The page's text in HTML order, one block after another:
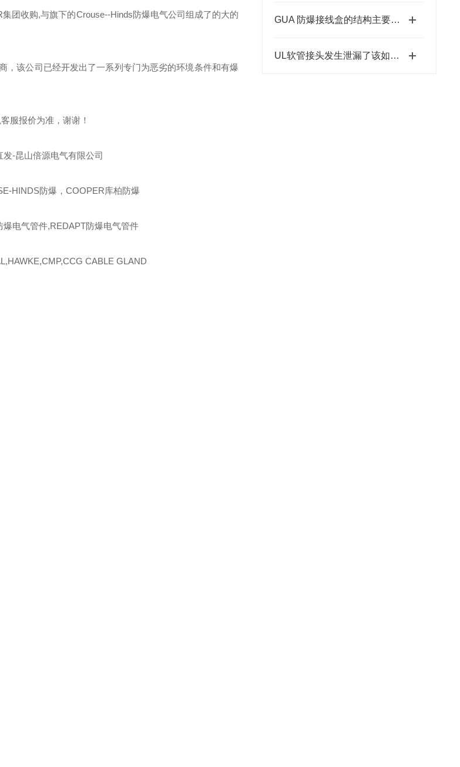
GUA 防爆接线盒的结构主要包括外壳、端子板、密封圈、接线孔等部分
UL软管接头发生泄漏了该如何补救？
集团收购,与旗下的Crouse--Hinds防爆电气公司组成了的大的
，该公司已经开发出了一系列专门为恶劣的环境条件和有爆
服报价为准，谢谢！
-昆山倍源电气有限公司
HINDS防爆，COOPER库柏防爆
电气管件,REDAPT防爆电气管件
CABLE GLAND